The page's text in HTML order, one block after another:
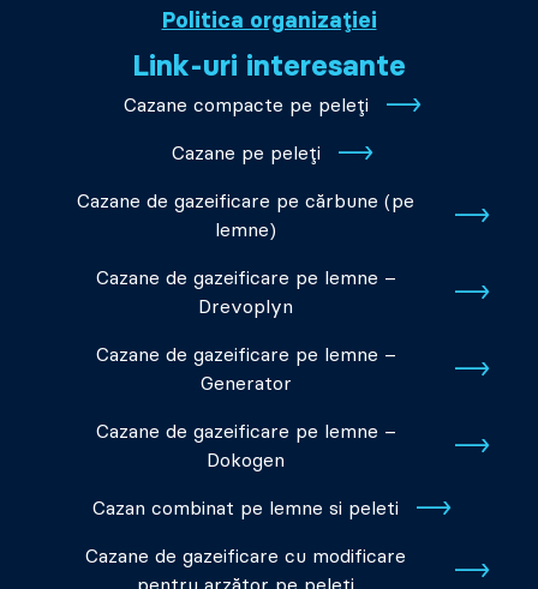
Politica organizației
Link-uri interesante
Cazane compacte pe peleți
Cazane pe peleți
Cazane de gazeificare pe cărbune (pe
lemne)
Cazane de gazeificare pe lemne –
Drevoplyn
Cazane de gazeificare pe lemne –
Generator
Cazane de gazeificare pe lemne –
Dokogen
Cazan combinat pe lemne si peleti
Cazane de gazeificare cu modificare
pentru arzător pe peleți